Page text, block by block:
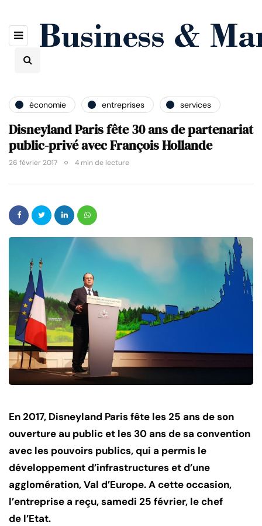
économie entreprises services
Disneyland Paris fête 30 ans de partenariat
public-privé avec François Hollande
26 février 2017 4 min de lecture
En 2017, Disneyland Paris fête les 25 ans de son
ouverture au public et les 30 ans de sa convention
avec les pouvoirs publics, qui a permis le
développement d’infrastructures et d’une
agglomération, Val d’Europe. A cette occasion,
l’entreprise a reçu, samedi 25 février, le chef
de l’Etat.